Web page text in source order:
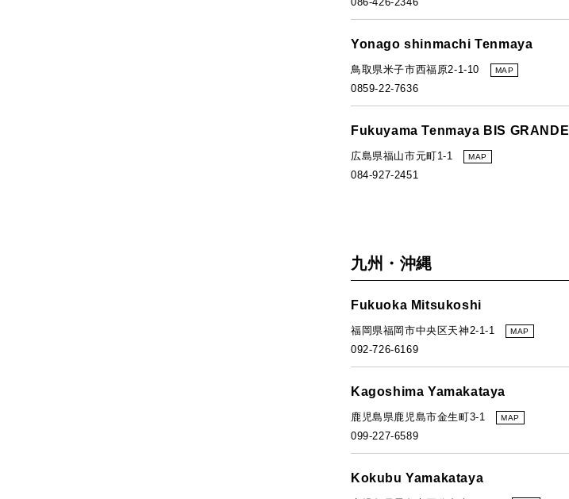
Yonago shinmachi Tenmaya
鳥取県米子市西福原2-1-10 MAP
0859-22-7636
Fukuyama Tenmaya BIS GRANDE
広島県福山市元町1-1 MAP
084-927-2451
九州・沖縄
Fukuoka Mitsukoshi
福岡県福岡市中央区天神2-1-1 MAP
092-726-6169
Kagoshima Yamakataya
鹿児島県鹿児島市金生町3-1 MAP
099-227-6589
Kokubu Yamakataya